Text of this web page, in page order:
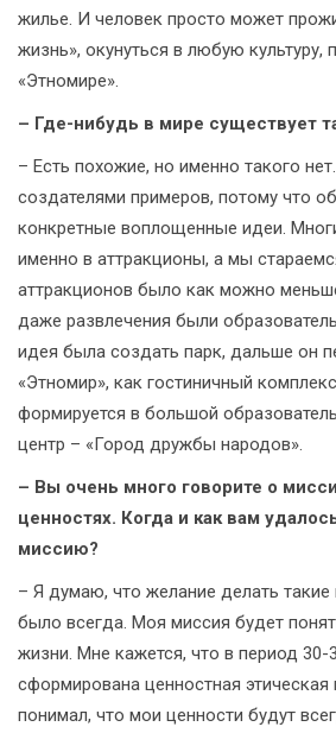
жилье. И человек просто может
жизнь», окунуться в любую культуру,
«Этномире».
– Где-нибудь в мире существует
– Есть похожие, но именно такого
создателями примеров, потому что
конкретные воплощенные идеи.
именно в аттракционы, а мы
аттракционов было как можно
даже развлечения были
идея была создать парк, дальше он
«Этномир», как гостиничный
формируется в большой
центр – «Город дружбы народов».
– Вы очень много говорите о
ценностях. Когда и как вам
миссию?
– Я думаю, что желание делать
было всегда. Моя миссия будет
жизни. Мне кажется, что в период
сформирована ценностная этическая
понимал, что мои ценности будут